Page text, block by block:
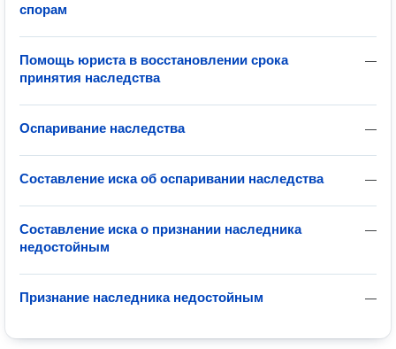
спорам
—
Помощь юриста в восстановлении срока
принятия наследства
—
Оспаривание наследства
—
Составление иска об оспаривании наследства
—
Составление иска о признании наследника
недостойным
—
Признание наследника недостойным